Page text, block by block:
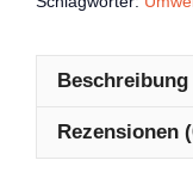
Beschreibung
Rezensionen